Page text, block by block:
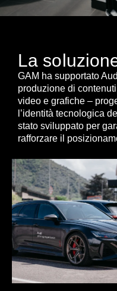
La
GAM ha supportato
produzione di
video e grafiche –
l’identità tecnologica
stato sviluppato per
rafforzare il